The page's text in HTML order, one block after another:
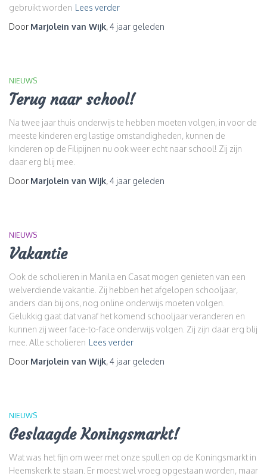
gebruikt worden Lees verder
Door Marjolein van Wijk,4 jaar geleden
NIEUWS
Terug naar school!
Na twee jaar thuis onderwijs te hebben moeten volgen, in voor de
meeste kinderen erg lastige omstandigheden, kunnen de
kinderen op de Filipijnen nu ook weer echt naar school! Zij zijn
daar erg blij mee.
Door Marjolein van Wijk,4 jaar geleden
NIEUWS
Vakantie
Ook de scholieren in Manila en Casat mogen genieten van een
welverdiende vakantie. Zij hebben het afgelopen schooljaar,
anders dan bij ons, nog online onderwijs moeten volgen.
Gelukkig gaat dat vanaf het komend schooljaar veranderen en
kunnen zij weer face-to-face onderwijs volgen. Zij zijn daar erg blij
mee. Alle scholieren Lees verder
Door Marjolein van Wijk,4 jaar geleden
NIEUWS
Geslaagde Koningsmarkt!
Wat was het fijn om weer met onze spullen op de Koningsmarkt in
Heemskerk te staan. Er moest wel vroeg opgestaan worden, maar